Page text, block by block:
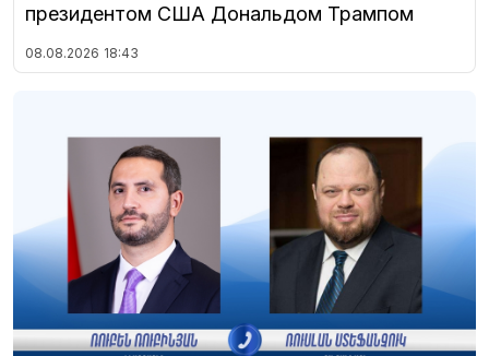
президентом США Дональдом Трампом
08.08.2026 18:43